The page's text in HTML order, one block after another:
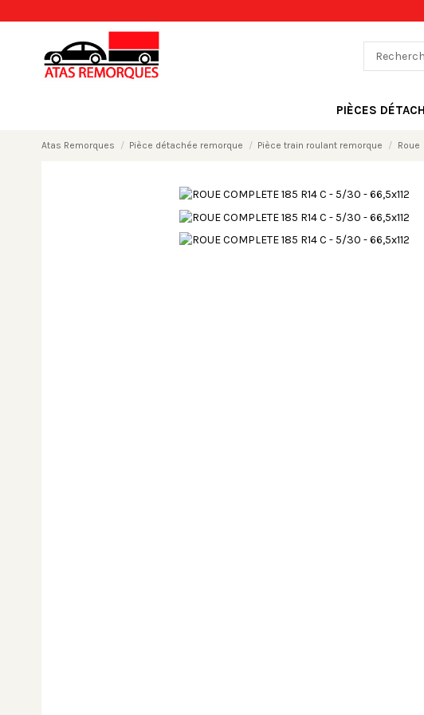
PIÈCES
Atas Remorques Pièce détachée remorque Pièce train roulant remorque Roue